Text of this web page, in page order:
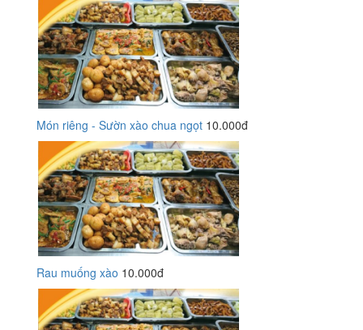
Món riêng - Sườn xào chua ngọt 10.000đ
Rau muống xào 10.000đ